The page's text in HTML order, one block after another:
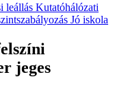
leállás Kutatóhálózati
Jó iskola
jeges